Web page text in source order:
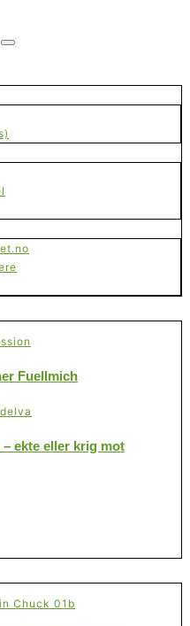
Fuellmich
ekte eller krig mot